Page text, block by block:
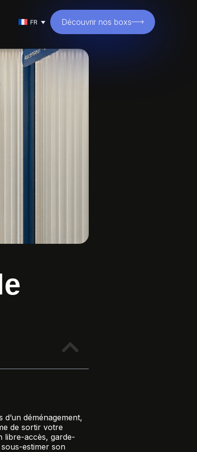
FR Découvrir nos boxs
déménagement,
de sortir votre
libre-accès, garde-
sous-estimer son